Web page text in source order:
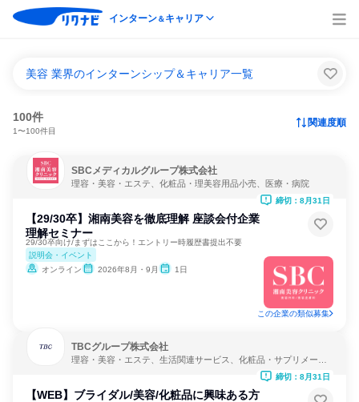
インターン＆キャリア
美容 業界のインターンシップ＆キャリア一覧
100件
1〜100件目
関連度順
SBCメディカルグループ株式会社
理容・美容・エステ、化粧品・理美容用品小売、医療・病院
【29/30卒】湘南美容を徹底理解 座談会付企業
理解セミナー
29/30卒向け/まずはここから！エントリー時履歴書提出不要
説明会・イベント
オンライン
2026年8月・9月 1日
締切：8月31日
この企業の類似募集
TBCグループ株式会社
理容・美容・エステ、生活関連サービス、化粧品・サプリメーカ
【WEB】ブライダル/美容/化粧品に興味ある方
締切：8月31日